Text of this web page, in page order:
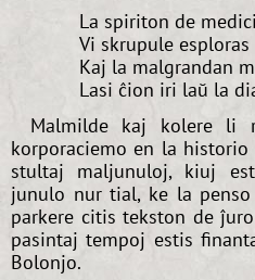
La spiriton de
Vi skrupule
Kaj la malgrandan
Lasi ĉion iri laŭ la
Malmilde kaj kolere li
korporaciemo en la
stultaj maljunuloj, kiuj
junulo nur tial, ke la
parkere citis tekston de
pasintaj tempoj estis
Bolonjo.